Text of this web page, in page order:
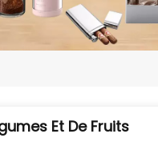
Et De Fruits